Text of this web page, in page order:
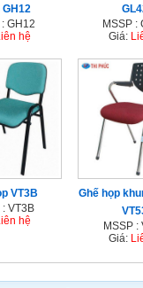
GH12
GH12
hệ
MSSP :
Giá:
VT3B
: VT3B
hệ
Ghế họp
MSSP :
Giá: